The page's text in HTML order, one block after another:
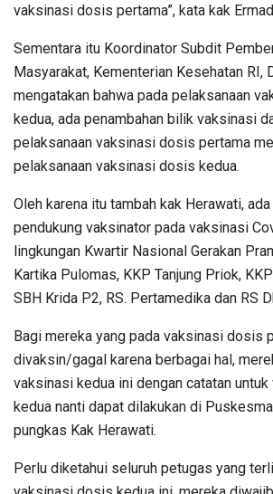
vaksinasi dosis pertama”, kata kak
Sementara itu Koordinator Subdit
Masyarakat, Kementerian Kesehatan RI,
mengatakan bahwa pada pelaksanaan
kedua, ada penambahan bilik vaksinasi
pelaksanaan vaksinasi dosis pertama
pelaksanaan vaksinasi dosis kedua.
Oleh karena itu tambah kak Herawati,
pendukung vaksinator pada vaksinasi
lingkungan Kwartir Nasional Gerakan
Kartika Pulomas, KKP Tanjung Priok,
SBH Krida P2, RS. Pertamedika dan RS
Bagi mereka yang pada vaksinasi dosis
divaksin/gagal karena berbagai hal,
vaksinasi kedua ini dengan catatan
kedua nanti dapat dilakukan di
pungkas Kak Herawati.
Perlu diketahui seluruh petugas yang